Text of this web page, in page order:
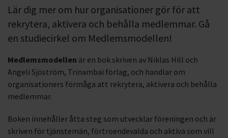
Lär dig mer om hur organisationer gör för att
rekrytera, aktivera och behålla medlemmar. Gå
en studiecirkel om Medlemsmodellen!
Medlemsmodellen är en bok skriven av Niklas Hill och
Angeli Sjöström, Trinambai förlag, och handlar om
organisationers förmåga att rekrytera, aktivera och behålla
medlemmar.
Boken innehåller åtta steg som utvecklar föreningen och är
skriven för tjänstemän, förtroendevalda och aktiva som vill